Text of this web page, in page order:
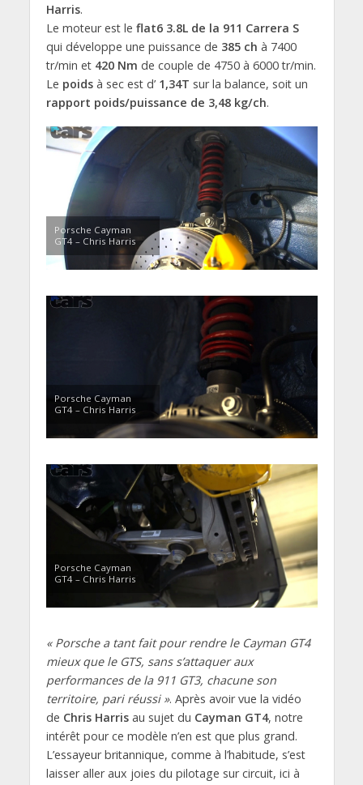
Harris.
Le moteur est le flat6 3.8L de la 911 Carrera S
qui développe une puissance de 385 ch à 7400
tr/min et 420 Nm de couple de 4750 à 6000 tr/min.
Le poidsà sec est d’ 1,34T sur la balance, soit un
rapport poids/puissance de 3,48 kg/ch.
Porsche Cayman
GT4 – Chris Harris
Porsche Cayman
GT4 – Chris Harris
Porsche Cayman
GT4 – Chris Harris
« Porsche a tant fait pour rendre le Cayman GT4
mieux que le GTS, sans s’attaquer aux
performances de la 911 GT3, chacune son
territoire, pari réussi ». Après avoir vue la vidéo
de Chris Harrisau sujet du Cayman GT4, notre
intérêt pour ce modèle n’en est que plus grand.
L’essayeur britannique, comme à l’habitude, s’est
laisser aller aux joies du pilotage sur circuit, ici à